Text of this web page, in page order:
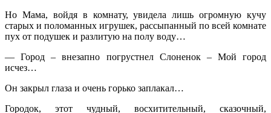
Но Мама, войдя в комнату, увидела лишь огромную кучу
старых и поломанных игрушек, рассыпанный по всей комнате
пух от подушек и разлитую на полу воду…
— Город – внезапно погрустнел Слоненок – Мой город
исчез…
Он закрыл глаза и очень горько заплакал…
Городок, этот чудный, восхитительный, сказочный,